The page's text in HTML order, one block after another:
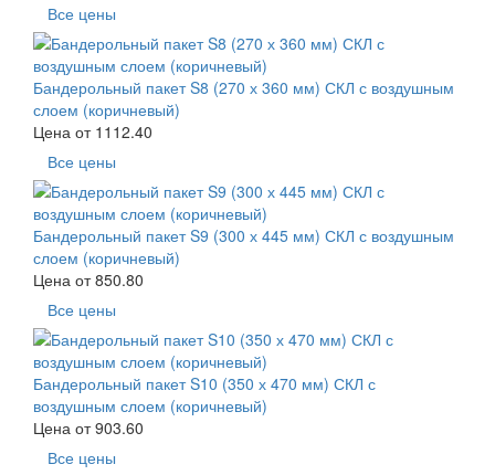
Все цены
Бандерольный пакет S8 (270 х 360 мм) СКЛ с воздушным
слоем (коричневый)
Цена от 1112.40
Все цены
Бандерольный пакет S9 (300 х 445 мм) СКЛ с воздушным
слоем (коричневый)
Цена от850.80
Все цены
Бандерольный пакет S10 (350 х 470 мм) СКЛ с
воздушным слоем (коричневый)
Цена от903.60
Все цены